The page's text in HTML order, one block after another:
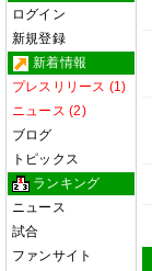
ログイン
新規登録
新着情報
プレスリリース (1)
ニュース (2)
ブログ
トピックス
ランキング
ニュース
試合
ファンサイト